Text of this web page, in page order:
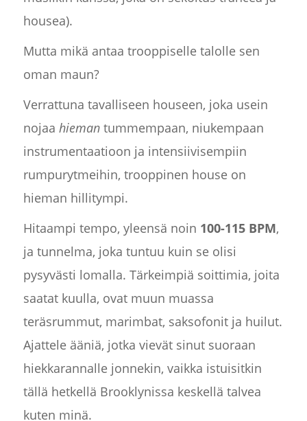
housea).
Mutta mikä antaa trooppiselle talolle sen
oman maun?
Verrattuna tavalliseen houseen, joka usein
nojaa hiemantummempaan, niukempaan
instrumentaatioon ja intensiivisempiin
rumpurytmeihin, trooppinen house on
hieman hillitympi.
Hitaampi tempo, yleensä noin 100-115 BPM,
ja tunnelma, joka tuntuu kuin se olisi
pysyvästi lomalla. Tärkeimpiä soittimia, joita
saatat kuulla, ovat muun muassa
teräsrummut, marimbat, saksofonit ja huilut.
Ajattele ääniä, jotka vievät sinut suoraan
hiekkarannalle jonnekin, vaikka istuisitkin
tällä hetkellä Brooklynissa keskellä talvea
kuten minä.